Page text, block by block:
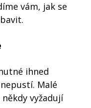
vám, jak se
ihned
Malé
vyžadují